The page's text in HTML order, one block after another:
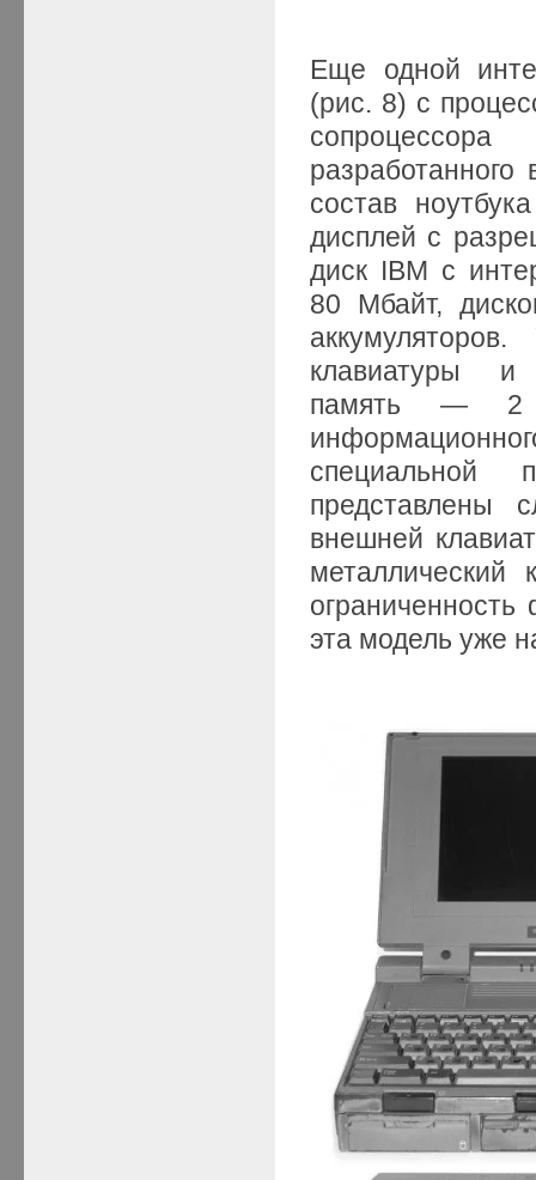
Еще одной
(рис. 8) с
состав
дисплей с
диск IBM с
80 Мбайт,
клавиатуры и
память — 2
специальной
представлены
внешней
эта модель уже